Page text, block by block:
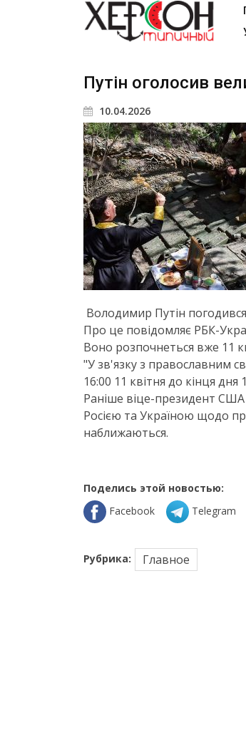
Путін оголосив
10.04.2026
Володимир Путін
Про це повідомляє РБК-
Воно розпочнеться вже 11
"У зв'язку з православним
16:00 11 квітня до кінця
Раніше віце-президент
Росією та Україною щодо
наближаються.
Поделись этой новостью:
Facebook
Telegram
Рубрика: Главное